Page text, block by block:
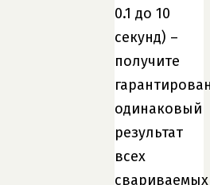
0.1 до 10
секунд) –
получите
одинаковый
результат
всех
свариваемых